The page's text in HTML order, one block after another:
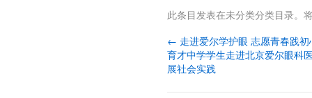
此条目发表在未分类分类目录。
← 走进爱尔学护眼 志愿青春践
育才中学学生走进北京爱尔眼科
展社会实践